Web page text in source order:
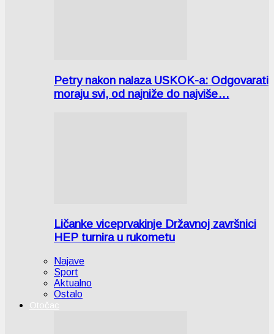
Petry nakon nalaza USKOK-a: Odgovarati
moraju svi, od najniže do najviše…
Ličanke viceprvakinje Državnoj završnici
HEP turnira u rukometu
Najave
Sport
Aktualno
Ostalo
Otočac